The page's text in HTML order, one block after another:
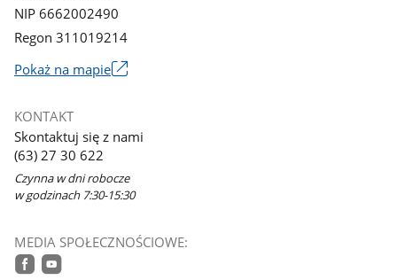
NIP 6662002490
Regon 311019214
Pokaż na mapieLink
nowym
KONTAKT
Skontaktuj się z nami
(63) 27 30 622
Czynna w dni robocze
w godzinach 7:30-15:30
MEDIA SPOŁECZNOŚCIOWE: